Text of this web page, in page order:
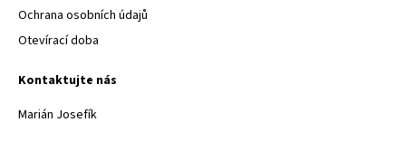
Ochrana osobních údajů
Otevírací doba
Kontaktujte nás
Marián Josefík